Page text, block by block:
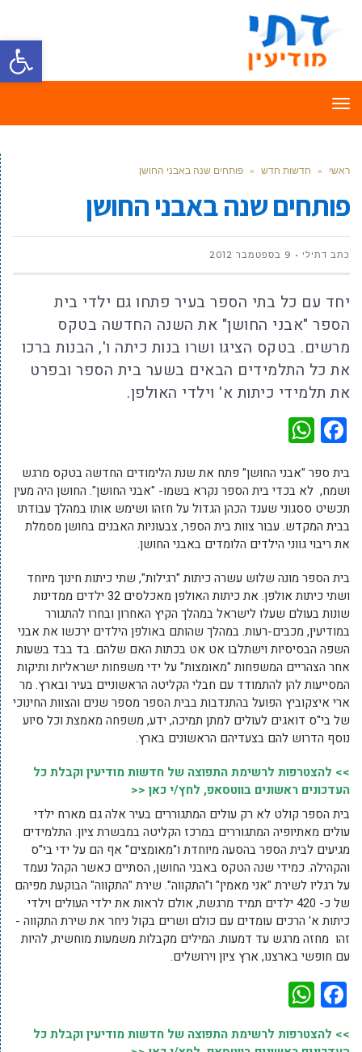
פתח
תפריט
ראשי » חדשות חדש » פותחים שנה באבני החושן
פותחים שנה באבני החושן
כתב דתילי 9 בספטמבר 2012
יחד עם כל בתי הספר בעיר פתחו גם ילדי בית
הספר "אבני החושן" את השנה החדשה בטקס
מרשים. בטקס הציגו ושרו בנות כיתה ו', הבנות ברכו
את כל התלמידים הבאים בשער בית הספר ובפרט
את תלמידי כיתות א' וילדי האולפן.
Facebook
בית ספר "אבני החושן" פתח את שנת הלימודים החדשה בטקס מרגש
ושמח, לא בכדי בית הספר נקרא בשמו- "אבני החושן". החושן היה מעין
תכשיט ססגוני שענד הכהן הגדול על חזהו ושימש אותו במהלך עבודתו
בבית המקדש. עבור צוות בית הספר, צבעוניות האבנים בחושן מסמלת
את ריבוי גווני הילדים הלומדים באבני החושן.
בית הספר מונה שלוש עשרה כיתות "רגילות", שתי כיתות חינוך מיוחד
ושתי כיתות אולפן. את כיתות האולפן מאכלסים 32 ילדים ממדינות
שונות בעולם שעלו לישראל במהלך הקיץ האחרון ובחרו להתגורר
במודיעין, מכבים-רעות. במהלך שהותם באולפן הילדים ירכשו את אבני
השפה הבסיסיות וישתלבו אט אט בכתות האם שלהם. בד בבד בשעות
אחר הצהריים המשפחות "מאומצות" על ידי משפחות ישראליות ותיקות
המסייעות להן להתמודד עם חבלי הקליטה הראשוניים בעיר ובארץ. מר
ארי איצקוביץ הפועל בהתנדבות בבית הספר מספר שנים והצוות החינוכי
של בי"ס דואגים לעולים למתן תמיכה, ידע, משפחה מאמצת וכל סיוע
נוסף הדרוש להם בצעדיהם הראשונים בארץ.
>> להצטרפות לרשימת התפוצה של חדשות מודיעין וקבלת כל
העדכונים ראשונים בווטסאפ, לחץ/י כאן <<
בית הספר קולט לא רק עולים המתגוררים בעיר אלה גם מארח ילדי
עולים מאתיופיה המתגוררים במרכז הקליטה במבשרת ציון. התלמידים
מגיעים לבית הספר בהסעה מיוחדת ו"מאומצים" אף הם על ידי בי"ס
והקהילה. כמידי שנה הטקס באבני החושן, הסתיים כאשר הקהל נעמד
על רגליו לשירת "אני מאמין" ו"התקווה". שירת "התקווה" הבוקעת מפיהם
של כ- 420 ילדים תמיד מרגשת, אולם לראות את ילדי העולים וילדי
כיתות א' הרכים עומדים עם כולם ושרים בקול ניחר את שירת התקווה -
זהו מחזה מרגש עד דמעות. המילים מקבלות משמעות מוחשית, להיות
עם חופשי בארצנו, ארץ ציון וירושלים.
Facebook
>> להצטרפות לרשימת התפוצה של חדשות מודיעין וקבלת כל